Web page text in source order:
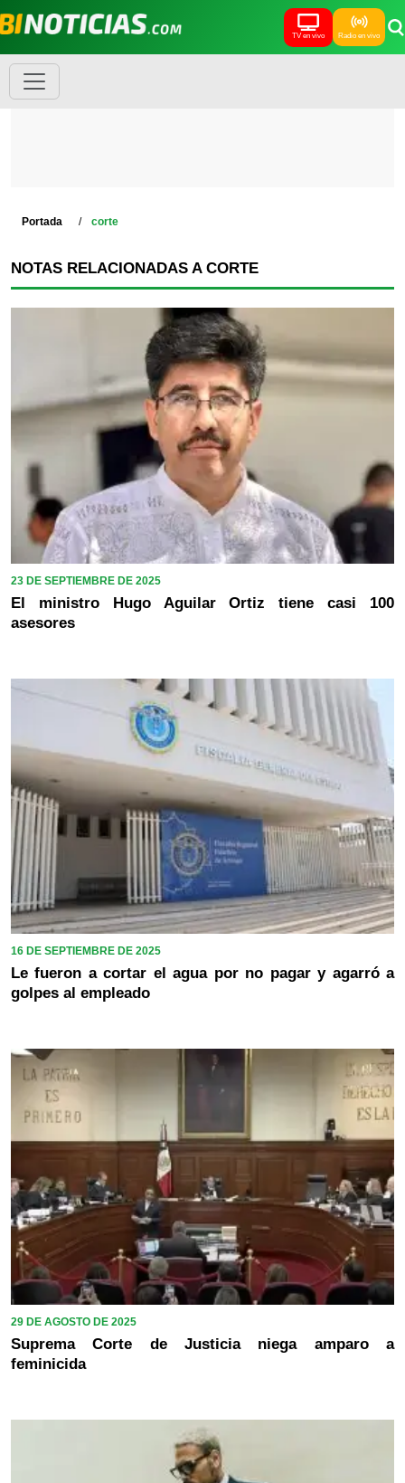
TV en vivo Radio en vivo
Portada corte
NOTAS RELACIONADAS A CORTE
23 DE SEPTIEMBRE DE 2025
El ministro Hugo Aguilar Ortiz tiene casi 100
asesores
16 DE SEPTIEMBRE DE 2025
Le fueron a cortar el agua por no pagar y agarró a
golpes al empleado
29 DE AGOSTO DE 2025
Suprema Corte de Justicia niega amparo a
feminicida